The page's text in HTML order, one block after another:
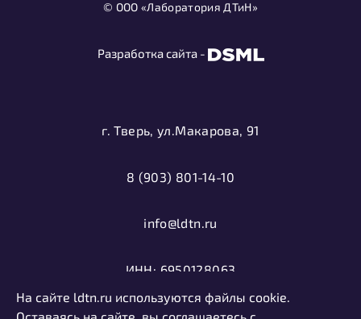
© ООО «Лаборатория ДТиН»
Разработка сайта -
г. Тверь, ул.Макарова, 91
8 (903) 801-14-10
info@ldtn.ru
ИНН: 6950128063
ОГРН: 1116952000406
На сайте ldtn.ru используются файлы cookie.